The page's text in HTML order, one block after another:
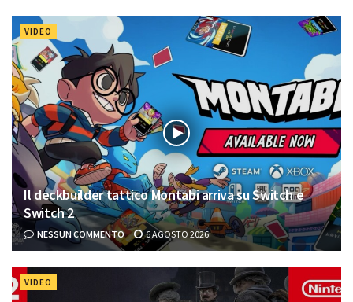
VIDEO
Il deckbuilder tattico Montabi arriva su Switch e
Switch 2
NESSUN COMMENTO 6 AGOSTO 2026
VIDEO